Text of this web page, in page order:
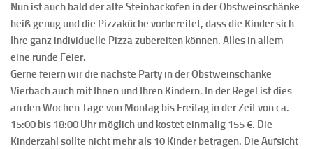
Nun ist auch bald der alte Steinbackofen in der Obstweinschänke
heiß genug und die Pizzaküche vorbereitet, dass die Kinder sich
Ihre ganz individuelle Pizza zubereiten können. Alles in allem
eine runde Feier.
Gerne feiern wir die nächste Party in der Obstweinschänke
Vierbach auch mit Ihnen und Ihren Kindern. In der Regel ist dies
an den Wochen Tage von Montag bis Freitag in der Zeit von ca.
15:00 bis 18:00 Uhr möglich und kostet einmalig 155 €. Die
Kinderzahl sollte nicht mehr als 10 Kinder betragen. Die Aufsicht